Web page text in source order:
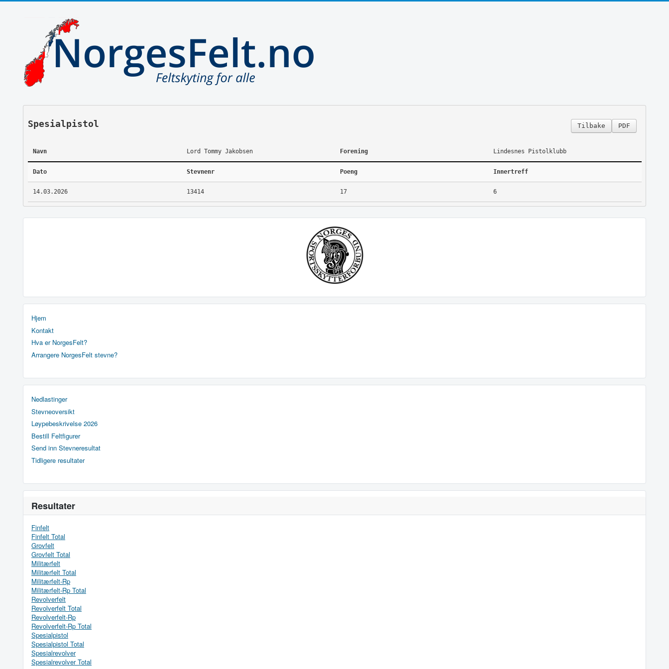
PDF
Tilbake
Spesialpistol
Navn Lord Tommy Jakobsen Forening Lindesnes Pistolklubb
Dato Stevnenr Poeng Innertreff
14.03.2026 13414 17 6
Hjem
Kontakt
Hva er NorgesFelt?
Arrangere NorgesFelt stevne?
Nedlastinger
Stevneoversikt
Løypebeskrivelse 2026
Bestill Feltfigurer
Send inn Stevneresultat
Tidligere resultater
Resultater
Finfelt
Finfelt Total
Grovfelt
Grovfelt Total
Militærfelt
Militærfelt Total
Militærfelt-Rp
Militærfelt-Rp Total
Revolverfelt
Revolverfelt Total
Revolverfelt-Rp
Revolverfelt-Rp Total
Spesialpistol
Spesialpistol Total
Spesialrevolver
Spesialrevolver Total